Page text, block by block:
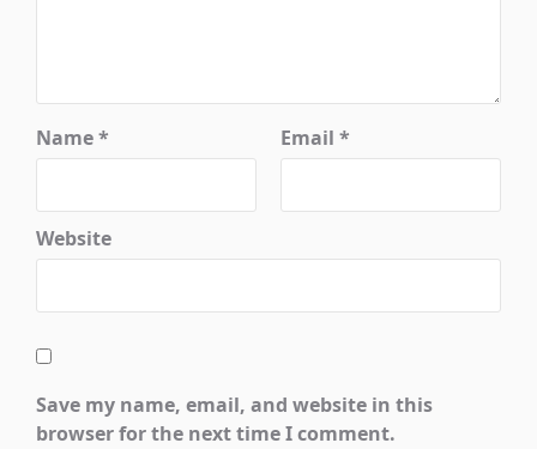
Name* Email *
Website
Save my name, email, and website in this
browser for the next time I comment.